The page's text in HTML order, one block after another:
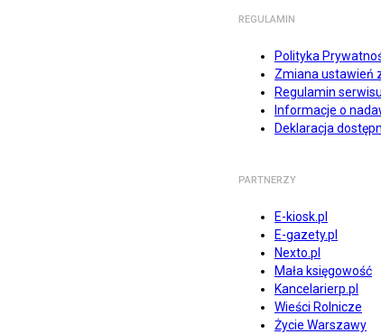
REGULAMIN
Polityka
Zmiana ustawień
Regulamin serwisu
Informacje o
Deklaracja
PARTNERZY
E-kiosk.pl
E-gazety.pl
Nexto.pl
Mała księgowość
Kancelarierp.pl
Wieści Rolnicze
Życie Warszawy